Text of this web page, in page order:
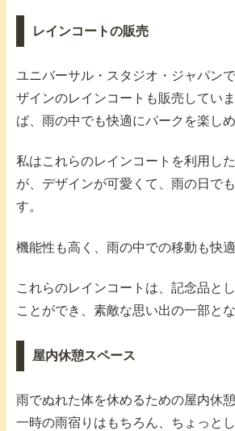
レインコートの販売
ユニバーサル・スタジオ・ジャパン
ザインのレインコートも販売してい
ば、雨の中でも快適にパークを楽しめ
私はこれらのレインコートを利用し
が、デザインが可愛くて、雨の日で
す。
機能性も高く、雨の中での移動も快適
これらのレインコートは、記念品と
ことができ、素敵な思い出の一部とな
屋内休憩スペース
雨でぬれた体を休めるための屋内休
一時の雨宿りはもちろん、ちょっと